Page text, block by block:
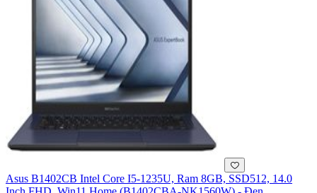
Asus B1402CB Intel Core I5-1235U, Ram 8GB, SSD512, 14.0